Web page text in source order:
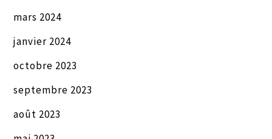
mars 2024
janvier 2024
octobre 2023
septembre 2023
août 2023